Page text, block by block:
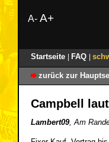
A- A+
Startseite FAQ
zurück zur
Campbell
Lambert09, Am